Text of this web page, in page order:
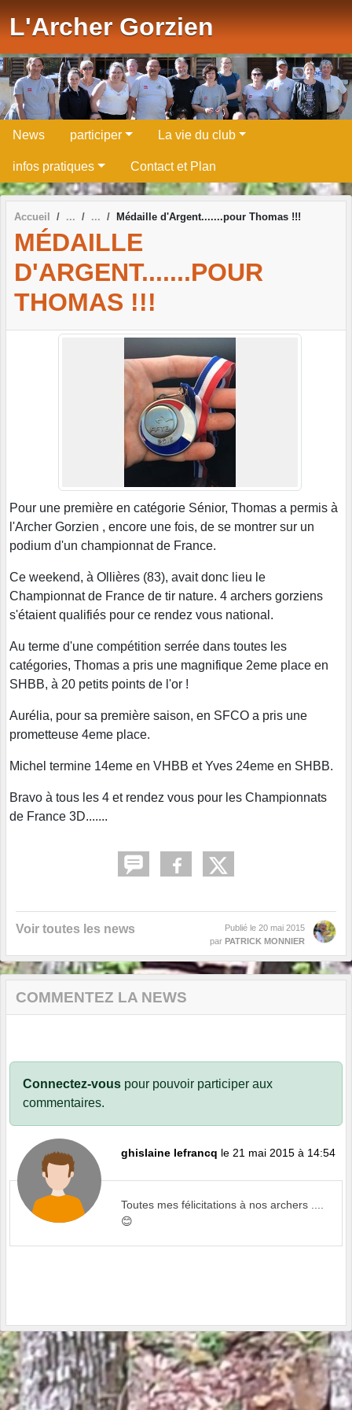
L'Archer Gorzien
News participer La vie du club
infos pratiques Contact et Plan
Accueil Médaille d'Argent.......pour Thomas !!!
MÉDAILLE
D'ARGENT.......POUR
THOMAS !!!
Pour une première en catégorie Sénior, Thomas a permis à
l'Archer Gorzien , encore une fois, de se montrer sur un
podium d'un championnat de France.
Ce weekend, à Ollières (83), avait donc lieu le
Championnat de France de tir nature. 4 archers gorziens
s'étaient qualifiés pour ce rendez vous national.
Au terme d'une compétition serrée dans toutes les
catégories, Thomas a pris une magnifique 2eme place en
SHBB, à 20 petits points de l'or !
Aurélia, pour sa première saison, en SFCO a pris une
prometteuse 4eme place.
Michel termine 14eme en VHBB et Yves 24eme en SHBB.
Bravo à tous les 4 et rendez vous pour les Championnats
de France 3D.......
Voir toutes les news Publié le 20 mai 2015
par PATRICK MONNIER
COMMENTEZ LA NEWS
Connectez-vous pour pouvoir participer aux
commentaires.
ghislaine lefrancq le 21 mai 2015 à 14:54
Toutes mes félicitations à nos archers ....
😊